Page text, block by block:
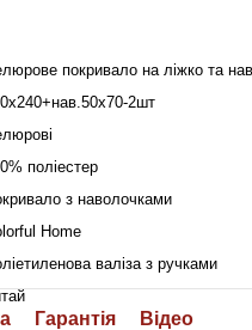
покривало на ліжко та
2шт
поліестер
з наволочками
Home
валіза з ручками
Гарантія Відео